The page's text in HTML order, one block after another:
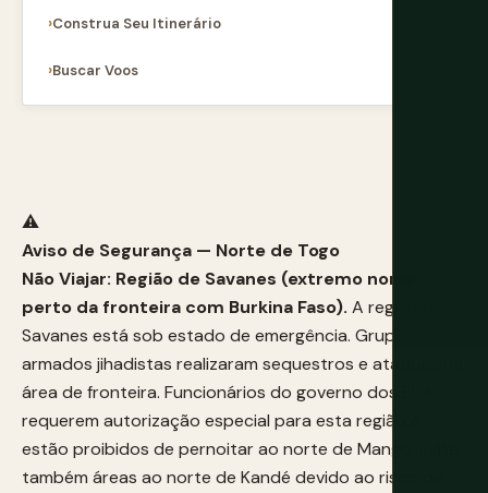
⚠️
Aviso de Segurança — Norte de Togo
Não Viajar: Região de Savanes (extremo norte,
perto da fronteira com Burkina Faso). A região de
Savanes está sob estado de emergência. Grupos
armados jihadistas realizaram sequestros e ataques na
área de fronteira. Funcionários do governo dos EUA
requerem autorização especial para esta região e
estão proibidos de pernoitar ao norte de Mango. Evite
também áreas ao norte de Kandé devido ao risco de
Construa Seu Itinerário
Buscar Voos